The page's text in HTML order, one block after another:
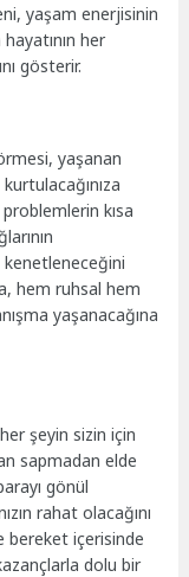
yaşam enerjisinin
her
gösterir.
yaşanan
kısa
hem ruhsal hem
yaşanacağına
şeyin sizin için
sapmadan elde
gönül
rahat olacağını
bereket içerisinde
dolu bir